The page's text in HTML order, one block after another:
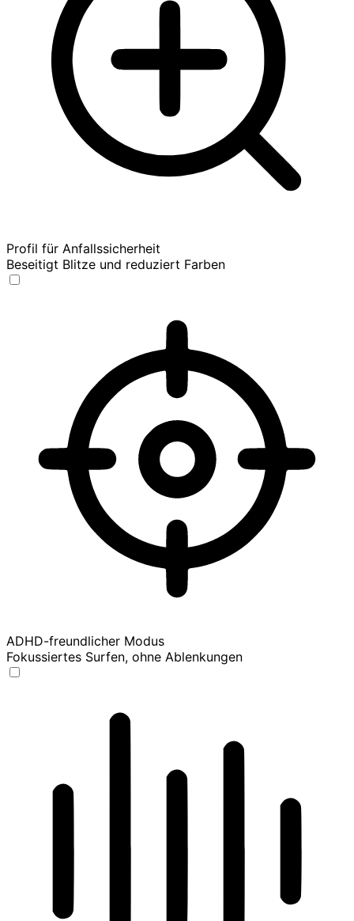
Profil für Anfallssicherheit
Beseitigt Blitze und reduziert Farben
ADHD-freundlicher Modus
Fokussiertes Surfen, ohne Ablenkungen